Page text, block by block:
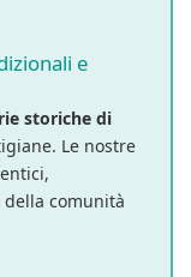
e
storiche di
Le nostre
comunità